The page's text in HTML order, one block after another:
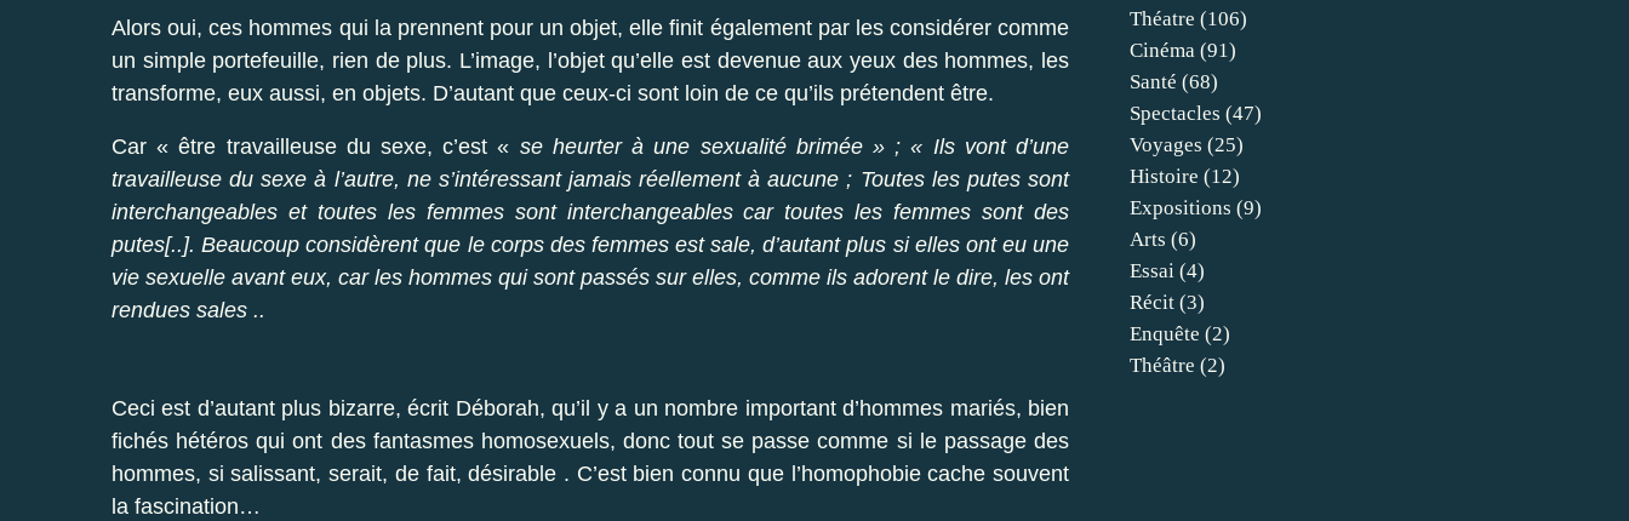
Alors oui, ces hommes qui la prennent pour un objet, elle finit également par les considérer comme
un simple portefeuille, rien de plus. L’image, l’objet qu’elle est devenue aux yeux des hommes, les
transforme, eux aussi, en objets. D’autant que ceux-ci sont loin de ce qu’ils prétendent être.
Car « être travailleuse du sexe, c’est « se heurter à une sexualité brimée » ; « Ils vont d’une
travailleuse du sexe à l’autre, ne s’intéressant jamais réellement à aucune ; Toutes les putes sont
interchangeables et toutes les femmes sont interchangeables car toutes les femmes sont des
putes[..]. Beaucoup considèrent que le corps des femmes est sale, d’autant plus si elles ont eu une
vie sexuelle avant eux, car les hommes qui sont passés sur elles, comme ils adorent le dire, les ont
rendues sales ..
Ceci est d’autant plus bizarre, écrit Déborah, qu’il y a un nombre important d’hommes mariés, bien
fichés hétéros qui ont des fantasmes homosexuels, donc tout se passe comme si le passage des
hommes, si salissant, serait, de fait, désirable . C’est bien connu que l’homophobie cache souvent
la fascination…
Théatre (106)
Cinéma (91)
Santé (68)
Spectacles (47)
Voyages (25)
Histoire (12)
Expositions (9)
Arts (6)
Essai (4)
Récit (3)
Enquête (2)
Théâtre (2)